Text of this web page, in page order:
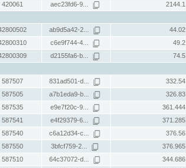
420061 aec23fd6-9... 2144.1
ab9d5a42-2... 44.02
c6e9f744-4... 49.2
d2155fa6-b... 74.5
587507 831ad501-d... 332.54
587505 a7b1eda9-b... 326.83
587535 e9e7f20c-9... 361.444
587541 e4f29379-6... 371.285
587540 c6a12d34-c... 376.56
587550 3bfcf759-2... 376.965
587510 64c37072-d... 344.686